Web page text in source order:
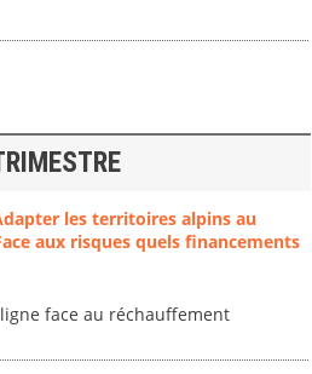
les territoires alpins au
aux risques quels financements
face au réchauffement